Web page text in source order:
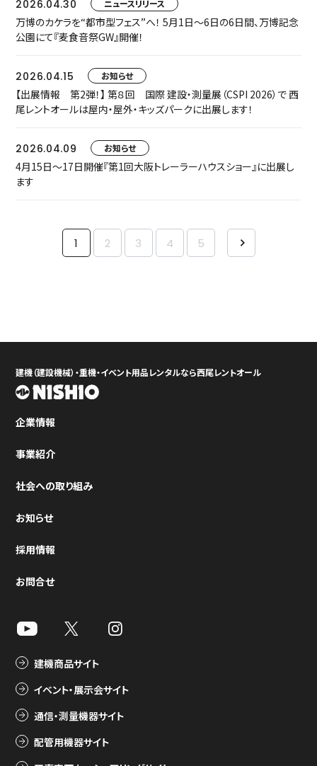
2026.04.30 ニュースリリース
万博のカケラを“都市型フェス”へ！ 5月1日〜6日の6日間、万博記念
公園にて『麦食音祭GW』開催！
2026.04.15 お知らせ
【出展情報 第2弾！】 第８回 国際 建設・測量展（CSPI 2026）で 西
尾レントオールは屋内・屋外・キッズパークに出展します！
2026.04.09 お知らせ
4月15日～17日開催『第1回大阪トレーラーハウスショー』に出展し
ます
1 2 3 4 5
建機（建設機械）・重機・イベント用品レンタルなら西尾レントオール
企業情報
事業紹介
社会への取り組み
お知らせ
採用情報
お問合せ
建機商品サイト
イベント・展示会サイト
通信・測量機器サイト
配管用機器サイト